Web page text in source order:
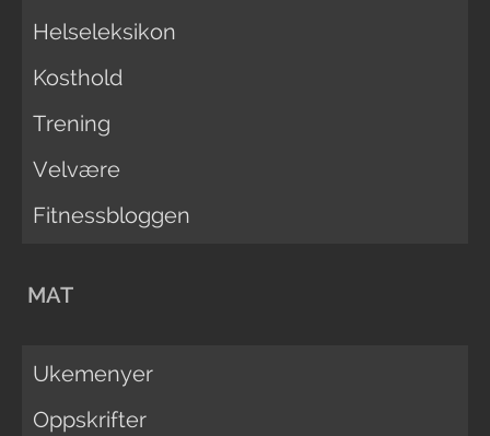
Helseleksikon
Kosthold
Trening
Velvære
Fitnessbloggen
MAT
Ukemenyer
Oppskrifter